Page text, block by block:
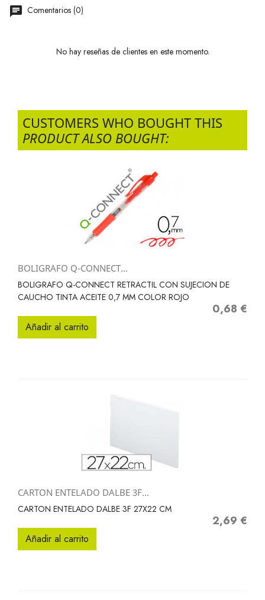
Comentarios (0)
No hay reseñas de clientes en este momento.
CUSTOMERS WHO BOUGHT THIS
PRODUCT ALSO BOUGHT:
BOLIGRAFO Q-CONNECT...
BOLIGRAFO Q-CONNECT RETRACTIL CON SUJECION DE
CAUCHO TINTA ACEITE 0,7 MM COLOR ROJO
Precio
0,68 €
Añadir al carrito
CARTON ENTELADO DALBE 3F...
CARTON ENTELADO DALBE 3F 27X22 CM
Precio
2,69 €
Añadir al carrito